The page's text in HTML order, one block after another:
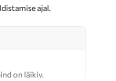
ajal.
on läikiv.